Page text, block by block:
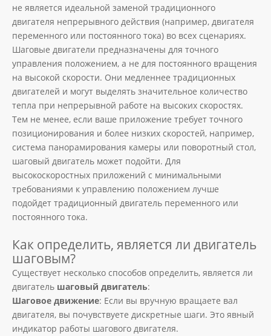
не является идеальной заменой традиционного
двигателя непрерывного действия (например, двигателя
переменного или постоянного тока) во всех сценариях.
Шаговые двигатели предназначены для точного
управления положением, а не для постоянного вращения
на высокой скорости. Они медленнее традиционных
двигателей и могут выделять значительное количество
тепла при непрерывной работе на высоких скоростях.
Тем не менее, если ваше приложение требует точного
позиционирования и более низких скоростей, например,
система панорамирования камеры или поворотный стол,
шаговый двигатель может подойти. Для
высокоскоростных приложений с минимальными
требованиями к управлению положением лучше
подойдет традиционный двигатель переменного или
постоянного тока.
Как определить, является ли двигатель
шаговым?
Существует несколько способов определить, является ли
двигатель шаговый двигатель:
Шаговое движение: Если вы вручную вращаете вал
двигателя, вы почувствуете дискретные шаги. Это явный
индикатор работы шагового двигателя.